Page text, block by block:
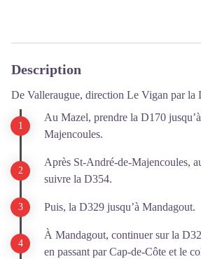
Description
De Valleraugue, direction Le Vigan par la
Au Mazel, prendre la D170
Majencoules.
Après St-André-de-Majencoules,
suivre la D354.
Puis, la D329 jusqu’à Mandagout.
À Mandagout, continuer sur la
en passant par Cap-de-Côte et le